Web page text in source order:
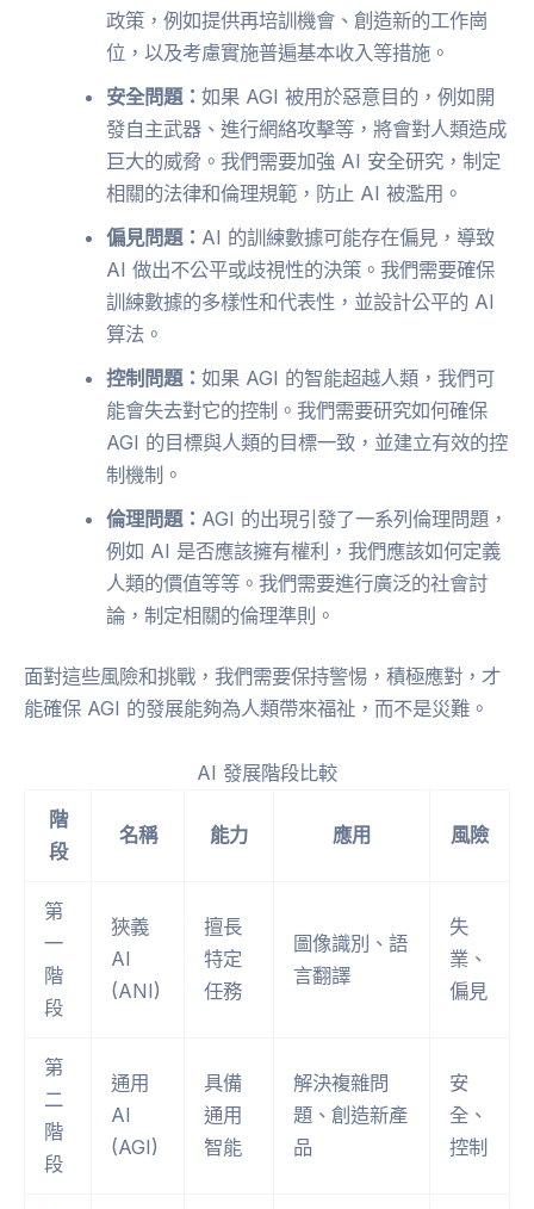
政策，例如提供再培訓機會、創造新的工作崗
位，以及考慮實施普遍基本收入等措施。
安全問題：如果 AGI 被用於惡意目的，例如開
發自主武器、進行網絡攻擊等，將會對人類造成
巨大的威脅。我們需要加強 AI 安全研究，制定
相關的法律和倫理規範，防止 AI 被濫用。
偏見問題： AI 的訓練數據可能存在偏見，導致
AI 做出不公平或歧視性的決策。我們需要確保
訓練數據的多樣性和代表性，並設計公平的 AI
算法。
控制問題：如果 AGI 的智能超越人類，我們可
能會失去對它的控制。我們需要研究如何確保
AGI 的目標與人類的目標一致，並建立有效的控
制機制。
倫理問題： AGI 的出現引發了一系列倫理問題，
例如 AI 是否應該擁有權利，我們應該如何定義
人類的價值等等。我們需要進行廣泛的社會討
論，制定相關的倫理準則。
面對這些風險和挑戰，我們需要保持警惕，積極應對，才
能確保 AGI 的發展能夠為人類帶來福祉，而不是災難。
AI 發展階段比較
階
段
名稱 能力 應用 風險
第
一
階
段
狹義
AI
(ANI)
擅長
特定
任務
圖像識別、語
言翻譯
失
業、
偏見
第
二
階
段
通用
AI
(AGI)
具備
通用
智能
解決複雜問
題、創造新產
品
安
全、
控制